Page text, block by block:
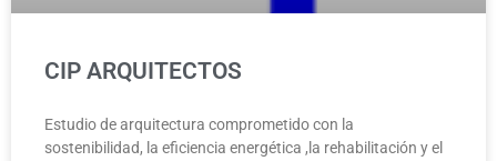
CIP ARQUITECTOS
Estudio de arquitectura comprometido con la
sostenibilidad, la eficiencia energética ,la rehabilitación y el